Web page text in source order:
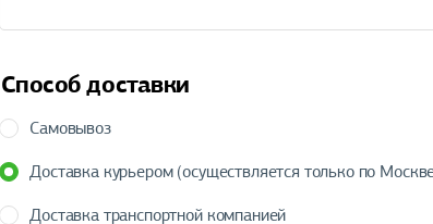
Способ доставки
Самовывоз
Доставка курьером (осуществляется только по
Доставка транспортной компанией